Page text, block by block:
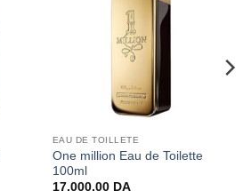
EAU DE TOILLETE
One million Eau de Toilette
100ml
17.000,00 DA